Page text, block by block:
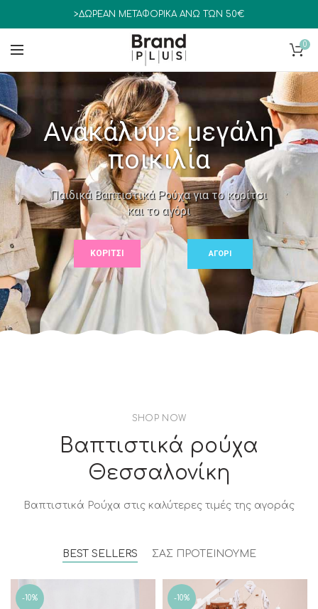
>ΔΩΡΕΑΝ ΜΕΤΑΦΟΡΙΚΑ ΑΝΩ ΤΩΝ 50€
0
Ανακάλυψε μεγάλη
ποικιλία
ΚΟΡΙΤΣΙ ΑΓΟΡΙ
Παιδικά Βαπτιστικά Ρούχα για το κορίτσι
και το αγόρι
SHOP NOW
Βαπτιστικά ρούχα
Θεσσαλονίκη
Βαπτιστικά Ρούχα στις καλύτερες τιμές της αγοράς
BEST SELLERS ΣΑΣ ΠΡΟΤΕΙΝΟΥΜΕ
-10% -10%